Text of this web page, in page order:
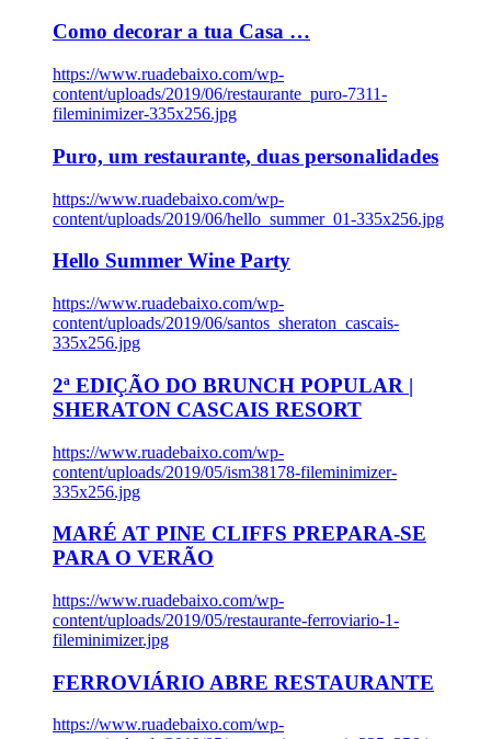
Como decorar a tua Casa …
https://www.ruadebaixo.com/wp-
content/uploads/2019/06/restaurante_puro-7311-
fileminimizer-335x256.jpg
Puro, um restaurante, duas personalidades
https://www.ruadebaixo.com/wp-
content/uploads/2019/06/hello_summer_01-335x256.jpg
Hello Summer Wine Party
https://www.ruadebaixo.com/wp-
content/uploads/2019/06/santos_sheraton_cascais-
335x256.jpg
2ª EDIÇÃO DO BRUNCH POPULAR |
SHERATON CASCAIS RESORT
https://www.ruadebaixo.com/wp-
content/uploads/2019/05/ism38178-fileminimizer-
335x256.jpg
MARÉ AT PINE CLIFFS PREPARA-SE
PARA O VERÃO
https://www.ruadebaixo.com/wp-
content/uploads/2019/05/restaurante-ferroviario-1-
fileminimizer.jpg
FERROVIÁRIO ABRE RESTAURANTE
https://www.ruadebaixo.com/wp-